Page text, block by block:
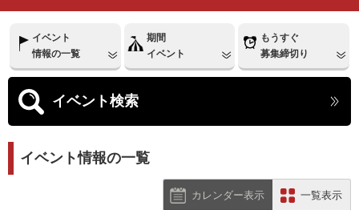
イベント
情報の一覧
期間
イベント
もうすぐ
募集締切り
イベント検索
イベント情報の一覧
カレンダー表示 一覧表示